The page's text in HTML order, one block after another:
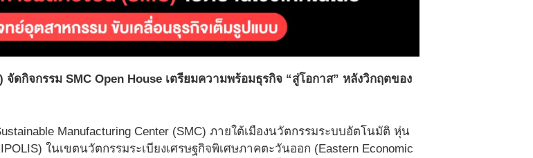
ดกิจกรรม SMC Open House เตรียมความพร้อมธุรกิจ “สู่โอกาส” หลังวิกฤตของ
Manufacturing Center (SMC) ภายใต้เมืองนวัตกรรมระบบอัตโนมัติ หุ่น
ในเขตนวัตกรรมระเบียงเศรษฐกิจพิเศษภาคตะวันออก (Eastern Economic